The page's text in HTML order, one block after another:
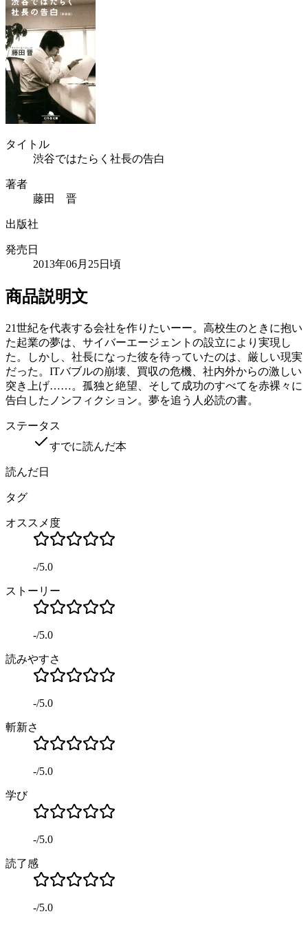
タイトル
渋谷ではたらく社長の告白
著者
藤田 晋
出版社
発売日
2013年06月25日頃
商品説明文
21世紀を代表する会社を作りたいーー。高校生のときに抱い
た起業の夢は、サイバーエージェントの設立により実現し
た。しかし、社長になった彼を待っていたのは、厳しい現実
だった。ITバブルの崩壊、買収の危機、社内外からの激しい
突き上げ……。孤独と絶望、そして成功のすべてを赤裸々に
告白したノンフィクション。夢を追う人必読の書。
ステータス
すでに読んだ本
読んだ日
タグ
オススメ度
-/5.0
ストーリー
-/5.0
読みやすさ
-/5.0
斬新さ
-/5.0
学び
-/5.0
読了感
-/5.0